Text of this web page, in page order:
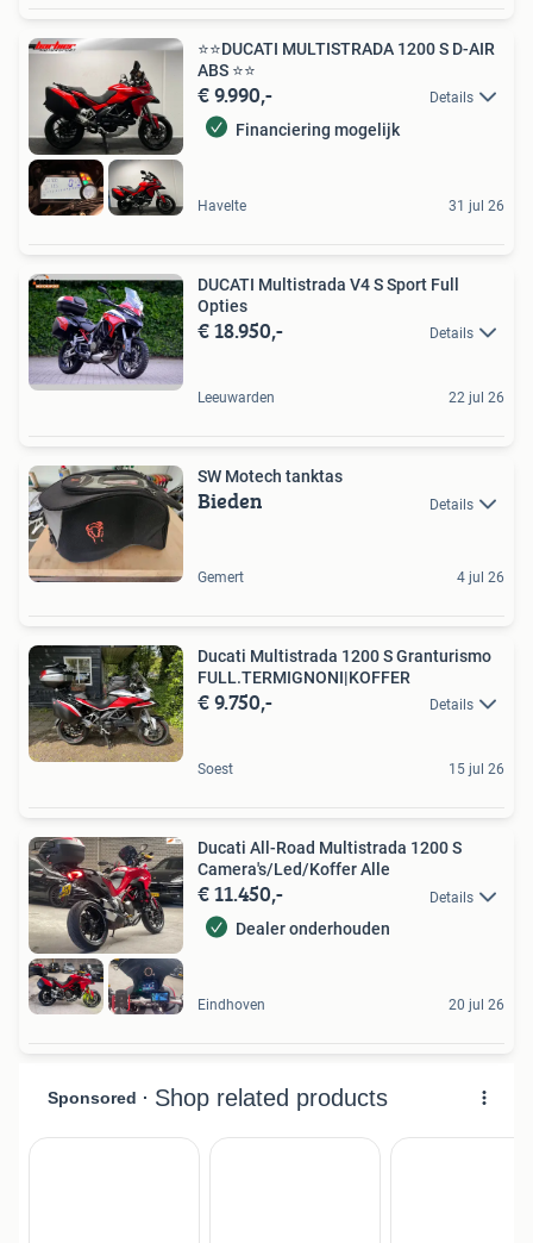
⭐️⭐️DUCATI MULTISTRADA 1200 S D-AIR
ABS ⭐️⭐️
€ 9.990,- Details
Financiering mogelijk
Havelte 31 jul 26
DUCATI Multistrada V4 S Sport Full
Opties
€ 18.950,- Details
Leeuwarden 22 jul 26
SW Motech tanktas
Bieden Details
Gemert 4 jul 26
Ducati Multistrada 1200 S Granturismo
FULL.TERMIGNONI|KOFFER
€ 9.750,- Details
Soest 15 jul 26
Ducati All-Road Multistrada 1200 S
Camera's/Led/Koffer Alle
€ 11.450,- Details
Dealer onderhouden
Eindhoven 20 jul 26